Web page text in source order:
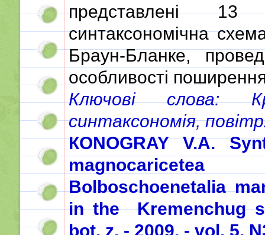
представлені 13
синтаксономічна
Браун-Бланке,
особливості
Ключові слова:
синтаксономія,
КONOGRAY V.A.
Bolboschoenetalia
in the Kremenchug
bot. z. - 2009. - vol. 5,